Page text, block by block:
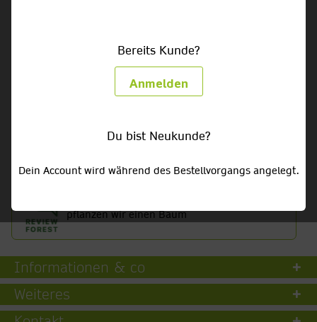
Getränke HEUTE bestellt - HEUTE geliefert!
Getränke- & Partylieferservice für Privat, Gewerbe &
Liefergebiet:
pflanzen wir einen Baum
Informationen & co
Weiteres
Bereits Kunde?
Anmelden
Du bist Neukunde?
Dein Account wird während des Bestellvorgangs angelegt.